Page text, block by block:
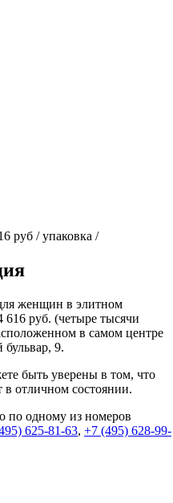
руб / упаковка /
женщин в элитном
руб. (четыре тысячи
в самом центре
9.
быть уверены в том, что
в отличном состоянии.
по одному из номеров
625-81-63, +7 (495) 628-99-